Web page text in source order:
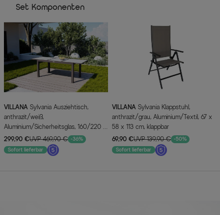
Set Komponenten
VILLANA
anthrazit/weiß,
Aluminium/Sicherheitsglas, 160/220 x
90 cm, Pulverbeschichtet, UV-
Beständig, Mit Fußkappen
299,90 €UVP 469,90 € -36%
Sofort lieferbar
VILLANA
anthrazit/grau, Aluminium/Textil, 67 x
58 x 113 cm, klappbar
69,90 €UVP 139,90 € -50%
Sofort lieferbar